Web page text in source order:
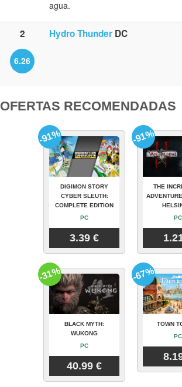
agua.
2 Hydro Thunder DC
6.26
OFERTAS RECOMENDADAS
DIGIMON STORY
CYBER SLEUTH:
COMPLETE EDITION
PC
3.39 €
-91%
THE
PC
-91%
BLACK MYTH:
WUKONG
PC
40.99 €
-31%
TOWN
PC
-67%